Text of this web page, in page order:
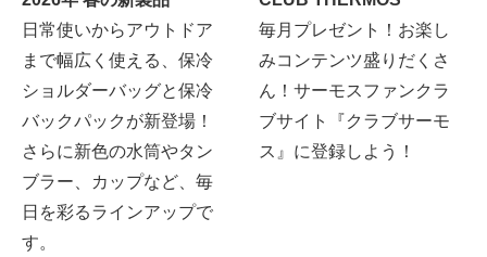
日常使いからアウトドア
まで幅広く使える、保冷
ショルダーバッグと保冷
バックパックが新登場！
さらに新色の水筒やタン
ブラー、カップなど、毎
日を彩るラインアップで
す。
毎月プレゼント！お楽し
みコンテンツ盛りだくさ
ん！サーモスファンクラ
ブサイト『クラブサーモ
ス』に登録しよう！